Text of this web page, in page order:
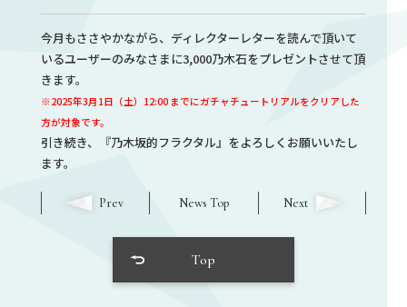
今月もささやかながら、ディレクターレターを読んで頂いて
いるユーザーのみなさまに3,000乃木石をプレゼントさせて頂
きます。
※2025年3月1日（土）12:00 までにガチャチュートリアルをクリアした
方が対象です。
引き続き、『乃木坂的フラクタル』をよろしくお願いいたし
ます。
Prev News Top Next
Top